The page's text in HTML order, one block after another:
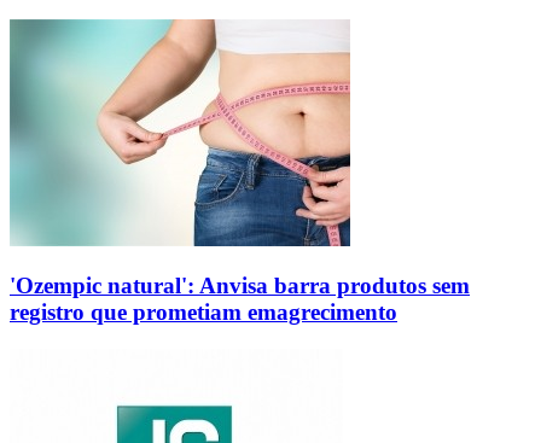
'Ozempic natural': Anvisa barra produtos sem
registro que prometiam emagrecimento